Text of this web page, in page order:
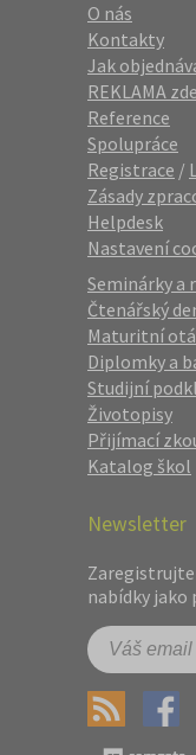
O nás
Kontakty
Jak
REKLAMA zde
Reference
Spolupráce
Registrace /
Zásady
Helpdesk
Nastavení
Seminárky a
Čtenářský
Maturitní
Diplomky a
Studijní
Životopisy
Přijímací
Katalog škol
Newsletter
nabídky jako